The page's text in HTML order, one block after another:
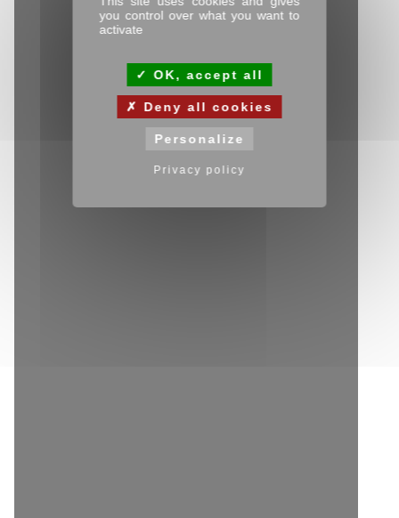
you control over what you want to
activate
OK, accept all
Deny all cookies
Personalize
Privacy policy